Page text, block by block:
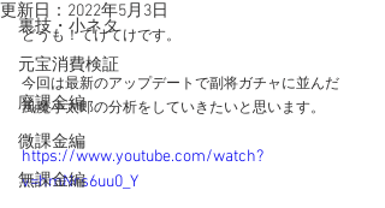
裏技・小ネタ
元宝消費検証
廃課金編
微課金編
無課金編
更新日： 2022年5月3日
どうも！てけてけです。
今回は最新のアップデートで副将ガチャに並んだ
風魔小太郎の分析をしていきたいと思います。
https://www.youtube.com/watch?
v=hmNrs6uu0_Y